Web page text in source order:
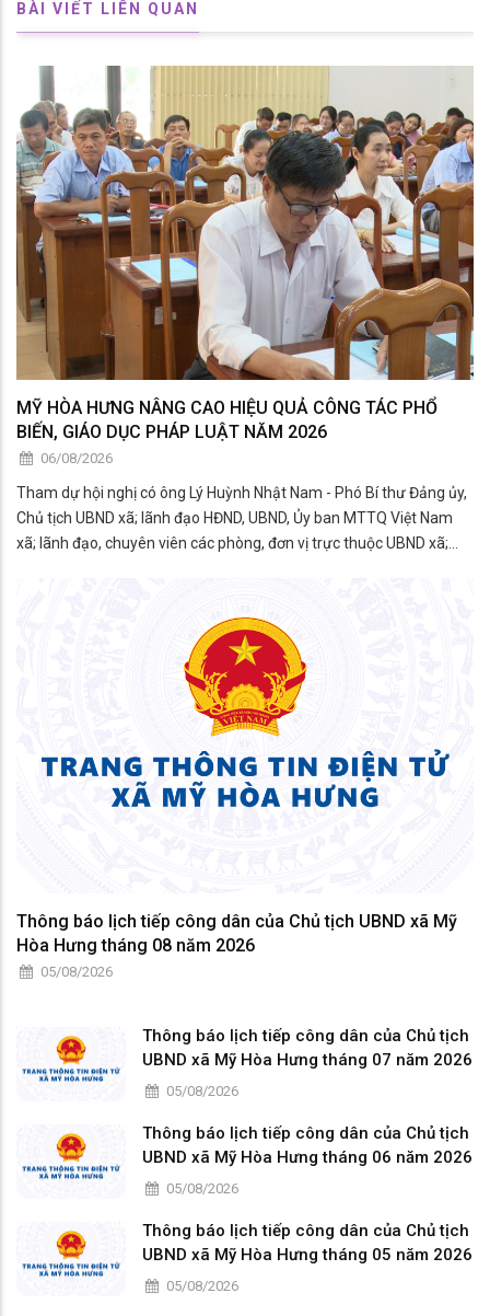
BÀI VIẾT LIÊN QUAN
MỸ HÒA HƯNG NÂNG CAO HIỆU QUẢ CÔNG TÁC PHỔ
BIẾN, GIÁO DỤC PHÁP LUẬT NĂM 2026
06/08/2026
Tham dự hội nghị có ông Lý Huỳnh Nhật Nam - Phó Bí thư Đảng ủy,
Chủ tịch UBND xã; lãnh đạo HĐND, UBND, Ủy ban MTTQ Việt Nam
xã; lãnh đạo, chuyên viên các phòng, đơn vị trực thuộc UBND xã;
Thông báo lịch tiếp công dân của Chủ tịch UBND xã Mỹ
Hòa Hưng tháng 08 năm 2026
05/08/2026
Thông báo lịch tiếp công dân của Chủ tịch
UBND xã Mỹ Hòa Hưng tháng 07 năm 2026
05/08/2026
Thông báo lịch tiếp công dân của Chủ tịch
UBND xã Mỹ Hòa Hưng tháng 06 năm 2026
05/08/2026
Thông báo lịch tiếp công dân của Chủ tịch
UBND xã Mỹ Hòa Hưng tháng 05 năm 2026
05/08/2026